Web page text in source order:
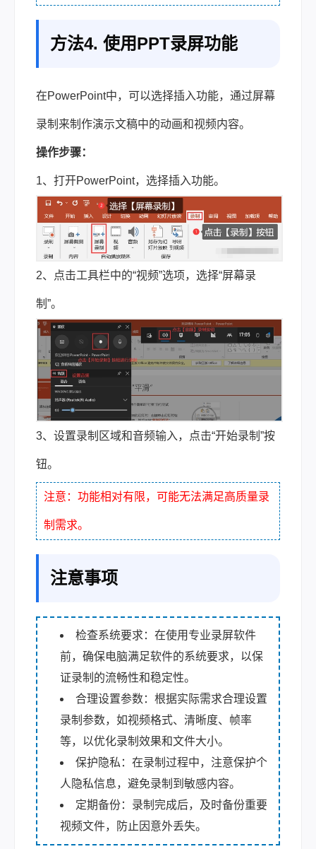
方法4. 使用PPT录屏功能
在PowerPoint中，可以选择插入功能，通过屏幕
录制来制作演示文稿中的动画和视频内容。
操作步骤：
1、打开PowerPoint，选择插入功能。
2、点击工具栏中的“视频”选项，选择“屏幕录
制”。
3、设置录制区域和音频输入，点击“开始录制”按
钮。
注意：功能相对有限，可能无法满足高质量录
制需求。
注意事项
检查系统要求：在使用专业录屏软件
前，确保电脑满足软件的系统要求，以保
证录制的流畅性和稳定性。
合理设置参数：根据实际需求合理设置
录制参数，如视频格式、清晰度、帧率
等，以优化录制效果和文件大小。
保护隐私：在录制过程中，注意保护个
人隐私信息，避免录制到敏感内容。
定期备份：录制完成后，及时备份重要
视频文件，防止因意外丢失。